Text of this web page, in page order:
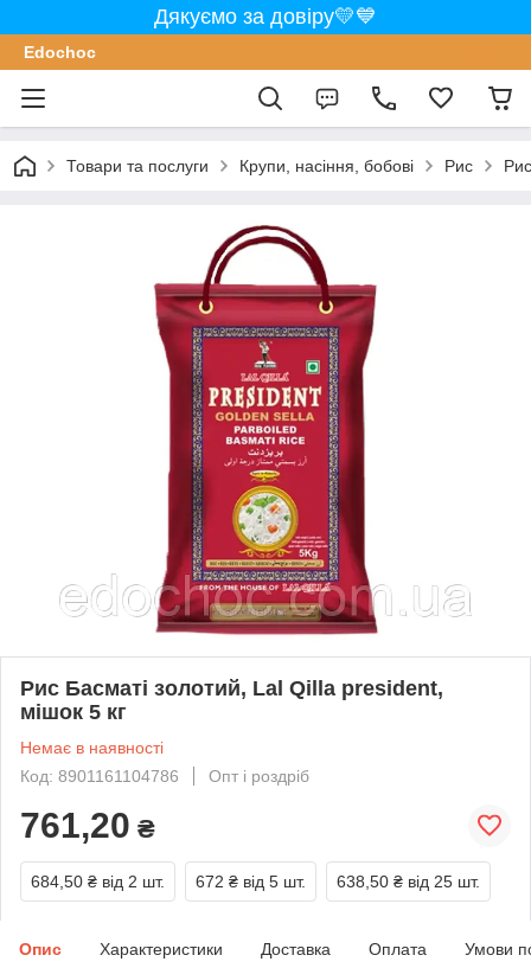
Дякуємо за довіру💛💙
Edochoс
Товари та послуги Крупи, насіння, бобові Рис
Рис Басматі золотий, Lal Qilla president,
мішок 5 кг
Немає в наявності
Код: 8901161104786
Опт і роздріб
761,20 ₴
684,50 ₴ від 2 шт. 672 ₴ від 5 шт. 638,50 ₴ від 25 шт.
Опис Характеристики Доставка Оплата Умови